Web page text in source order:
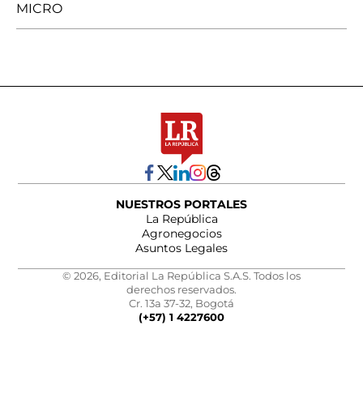
MICRO
NUESTROS PORTALES
La República
Agronegocios
Asuntos Legales
© 2026, Editorial La República S.A.S. Todos los
derechos reservados.
Cr. 13a 37-32, Bogotá
(+57) 1 4227600